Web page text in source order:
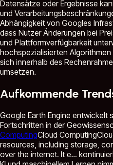
Datensätze oder Ergebnisse
und
Abhängigkeit von Googles
dass Nutzer Änderungen bei
und Plattformverfügbarkeit
hochspezialisierten
sich innerhalb des
umsetzen.
Aufkommende
Google Earth Engine entwickelt
Fortschritten in der
ComputingCloud Computing
resources, including storage,
over the internet. It e...